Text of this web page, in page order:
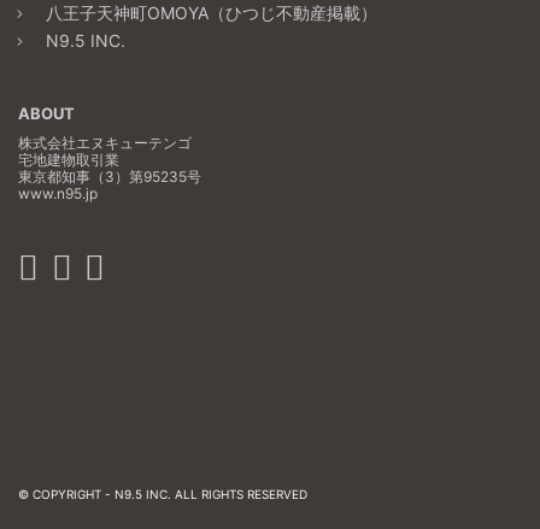
八王子天神町OMOYA（ひつじ不動産掲載）
N9.5 INC.
ABOUT
株式会社エヌキューテンゴ
宅地建物取引業
東京都知事（3）第95235号
www.n95.jp
© COPYRIGHT - N9.5 INC. ALL RIGHTS RESERVED